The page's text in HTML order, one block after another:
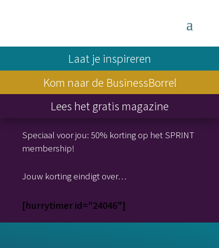
Laat je inspireren
Kom naar de BusinessBorrel
Lees het gratis magazine
Speciaal voor jou: 50% korting op het SPRINT
membership!
Jouw korting eindigt over…
[hurrytimer id="24046"]